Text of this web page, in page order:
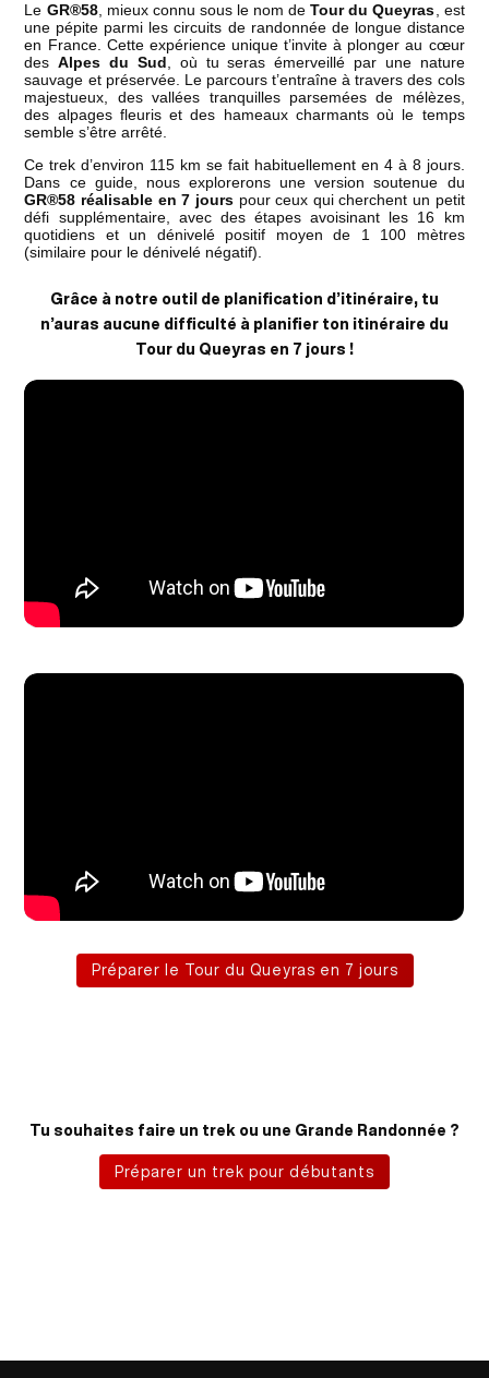
Le GR®58, mieux connu sous le nom deTour du Queyras , est
une pépite parmi les circuits de randonnée de longue distance
en France. Cette expérience unique t’invite à plonger au cœur
desAlpes du Sud , où tu seras émerveillé par une nature
sauvage et préservée. Le parcours t’entraîne à travers des cols
majestueux, des vallées tranquilles parsemées de mélèzes,
des alpages fleuris et des hameaux charmants où le temps
semble s’être arrêté.
Ce trek d’environ 115 km se fait habituellement en 4 à 8 jours.
Dans ce guide, nous explorerons une version soutenue du
GR®58 réalisable en 7 jourspour ceux qui cherchent un petit
défi supplémentaire, avec des étapes avoisinant les 16 km
quotidiens et un dénivelé positif moyen de 1 100 mètres
(similaire pour le dénivelé négatif).
Grâce à notre outil de planification d’itinéraire, tu
n’auras aucune difficulté à planifier ton itinéraire du
Tour du Queyras en 7 jours !
Préparer le Tour du Queyras en 7 jours
Tu souhaites faire un trek ou une Grande Randonnée ?
Préparer un trek pour débutants